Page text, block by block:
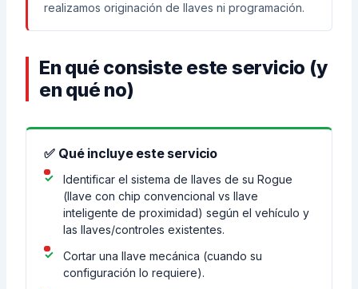
realizamos originación de llaves ni programación.
En qué consiste este servicio (y
en qué no)
✅ Qué incluye este servicio
Identificar el sistema de llaves de su Rogue
(llave con chip convencional vs llave
inteligente de proximidad) según el vehículo y
las llaves/controles existentes.
Cortar una llave mecánica (cuando su
configuración lo requiere).